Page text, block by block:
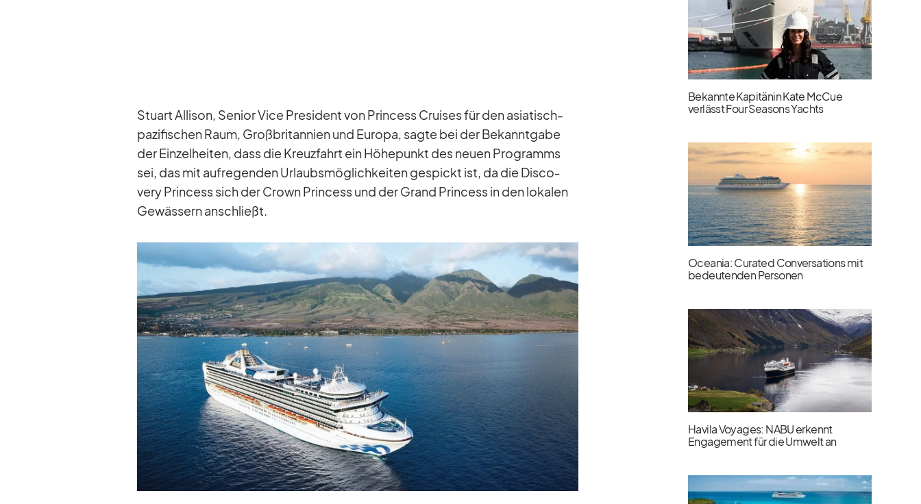
Stuart Al­li­son, Se­nior Vice Pre­si­dent von Prin­cess Crui­ses für den asia­tisch-
pa­zi­fi­schen Raum, Groß­bri­tan­nien und Eu­ropa, sagte bei der Be­kannt­gabe
der Ein­zel­hei­ten, dass die Kreuz­fahrt ein Hö­he­punkt des neuen Pro­gramms
sei, das mit auf­re­gen­den Ur­laubs­mög­lich­kei­ten ge­spickt ist, da die Dis­co­
very Prin­cess sich der Crown Prin­cess und der Grand Prin­cess in den lo­ka­len
Ge­wäs­sern an­schließt.
Bekannte Kapitänin Kate McCue
verlässt Four Seasons Yachts
Oceania: Curated Conversations mit
bedeutenden Personen
Havila Voyages: NABU erkennt
Engagement für die Umwelt an